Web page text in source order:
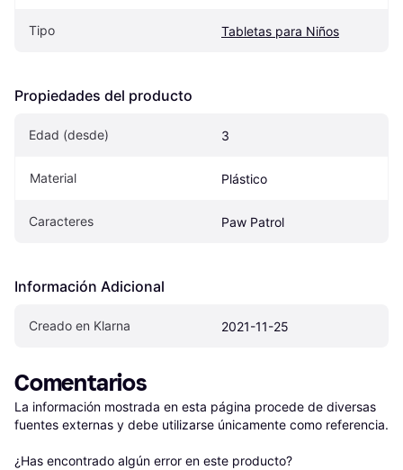
Tipo Tabletas para Niños
Propiedades del producto
Edad (desde) 3
Material Plástico
Caracteres Paw Patrol
Información Adicional
Creado en Klarna 2021-11-25
Comentarios
La información mostrada en esta página procede de diversas
fuentes externas y debe utilizarse únicamente como referencia.
¿Has encontrado algún error en este producto?